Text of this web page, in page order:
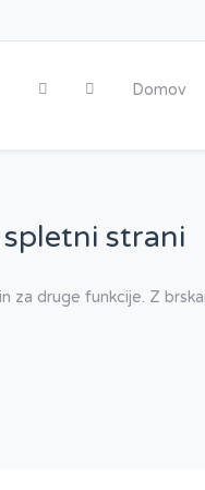
Domov
strani
druge funkcije. Z